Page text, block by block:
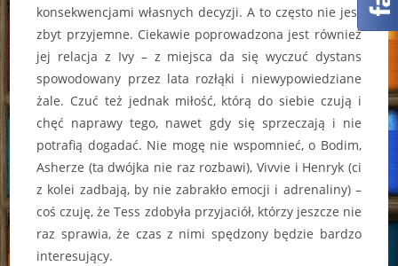
konsekwencjami własnych decyzji. A to często nie jest
zbyt przyjemne. Ciekawie poprowadzona jest również
jej relacja z Ivy – z miejsca da się wyczuć dystans
spowodowany przez lata rozłąki i niewypowiedziane
żale. Czuć też jednak miłość, którą do siebie czują i
chęć naprawy tego, nawet gdy się sprzeczają i nie
potrafią dogadać. Nie mogę nie wspomnieć, o Bodim,
Asherze (ta dwójka nie raz rozbawi), Vivvie i Henryk (ci
z kolei zadbają, by nie zabrakło emocji i adrenaliny) –
coś czuję, że Tess zdobyła przyjaciół, którzy jeszcze nie
raz sprawia, że czas z nimi spędzony będzie bardzo
interesujący.